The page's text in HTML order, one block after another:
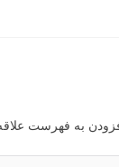
به فهرست